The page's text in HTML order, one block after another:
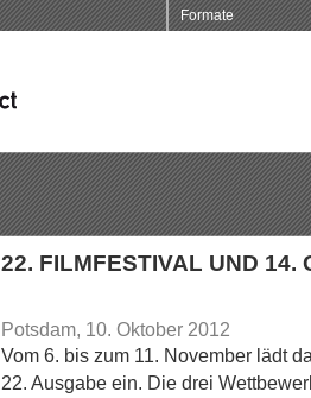
Formate
22. FILMFESTIVAL UND 14.
Potsdam, 10. Oktober 2012
Vom 6. bis zum 11. November lädt
22. Ausgabe ein. Die drei